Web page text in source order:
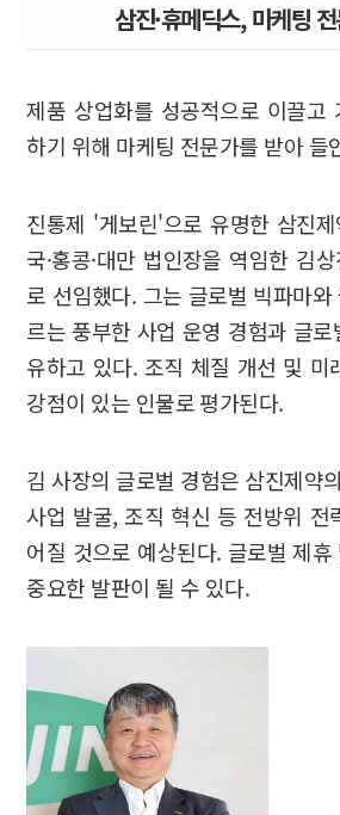
삼진·휴메딕스, 마케팅
제품 상업화를 성공적으로 이끌고
하기 위해 마케팅 전문가를 받아 들
진통제 '게보린'으로 유명한 삼진
국·홍콩·대만 법인장을 역임한 김
로 선임했다. 그는 글로벌 빅파마
르는 풍부한 사업 운영 경험과 글
유하고 있다. 조직 체질 개선 및 미
강점이 있는 인물로 평가된다.
김 사장의 글로벌 경험은 삼진제약
사업 발굴, 조직 혁신 등 전방위 전
어질 것으로 예상된다. 글로벌 제
중요한 발판이 될 수 있다.